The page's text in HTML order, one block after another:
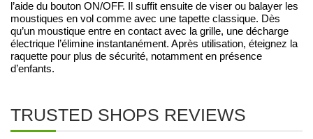
l’aide du bouton ON/OFF. Il suffit ensuite de viser ou balayer les
moustiques en vol comme avec une tapette classique. Dès
qu’un moustique entre en contact avec la grille, une décharge
électrique l’élimine instantanément. Après utilisation, éteignez la
raquette pour plus de sécurité, notamment en présence
d’enfants.
TRUSTED SHOPS REVIEWS